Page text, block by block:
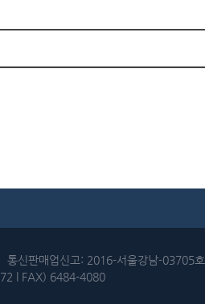
ㅣ 통신판매업신고: 2016-서울강남-03705호
l FAX) 6484-4080